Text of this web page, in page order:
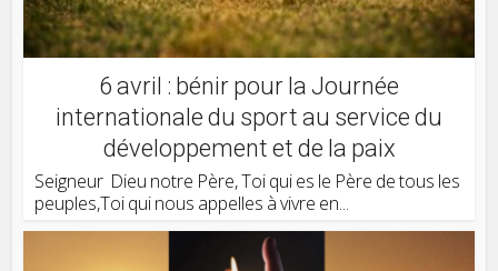
6 avril : bénir pour la Journée
internationale du sport au service du
développement et de la paix
Seigneur Dieu notre Père, Toi qui es le Père de tous les
peuples,Toi qui nous appelles à vivre en...